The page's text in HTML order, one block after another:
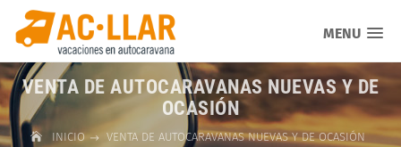
MENU
VENTA DE AUTOCARAVANAS NUEVAS Y DE
OCASIÓN
INICIO VENTA DE AUTOCARAVANAS NUEVAS Y DE OCASIÓN